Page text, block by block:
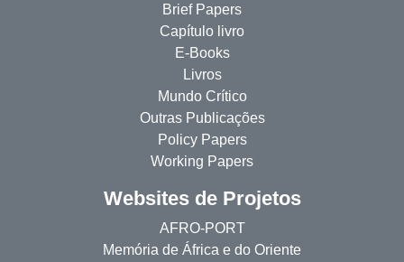
Brief Papers
Capítulo livro
E-Books
Livros
Mundo Crítico
Outras Publicações
Policy Papers
Working Papers
Websites de Projetos
AFRO-PORT
Memória de África e do Oriente